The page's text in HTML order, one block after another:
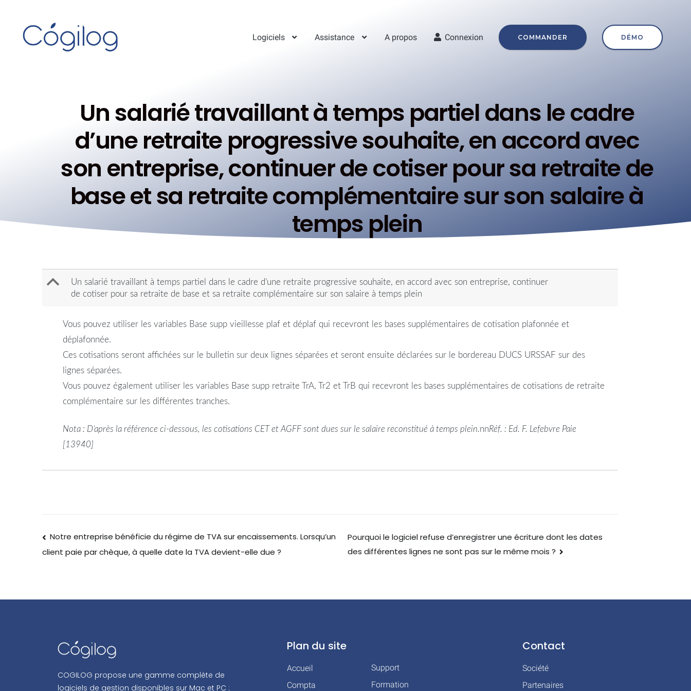
Logiciels Assistance A propos Connexion COMMANDER DÉMO
Un salarié travaillant à temps partiel dans le cadre
d’une retraite progressive souhaite, en accord avec
son entreprise, continuer de cotiser pour sa retraite de
base et sa retraite complémentaire sur son salaire à
temps plein
B
Un salarié travaillant à temps partiel dans le cadre d’une retraite progressive souhaite, en accord avec son entreprise, continuer
de cotiser pour sa retraite de base et sa retraite complémentaire sur son salaire à temps plein
Vous pouvez utiliser les variables Base supp vieillesse plaf et déplaf qui recevront les bases supplémentaires de cotisation plafonnée et
déplafonnée.
Ces cotisations seront affichées sur le bulletin sur deux lignes séparées et seront ensuite déclarées sur le bordereau DUCS URSSAF sur des
lignes séparées.
Vous pouvez également utiliser les variables Base supp retraite TrA, Tr2 et TrB qui recevront les bases supplémentaires de cotisations de retraite
complémentaire sur les différentes tranches.
Nota : D’après la référence ci-dessous, les cotisations CET et AGFF sont dues sur le salaire reconstitué à temps plein.nnRéf. : Ed. F. Lefebvre Paie
[13940]
Notre entreprise bénéficie du régime de TVA sur encaissements. Lorsqu’un
client paie par chèque, à quelle date la TVA devient-elle due ?
Pourquoi le logiciel refuse d’enregistrer une écriture dont les dates
des différentes lignes ne sont pas sur le même mois ?
COGILOG propose une gamme complète de
logiciels de gestion disponibles sur Mac et PC :
Plan du site
Accueil
Compta
Support
Formation
Contact
Société
Partenaires